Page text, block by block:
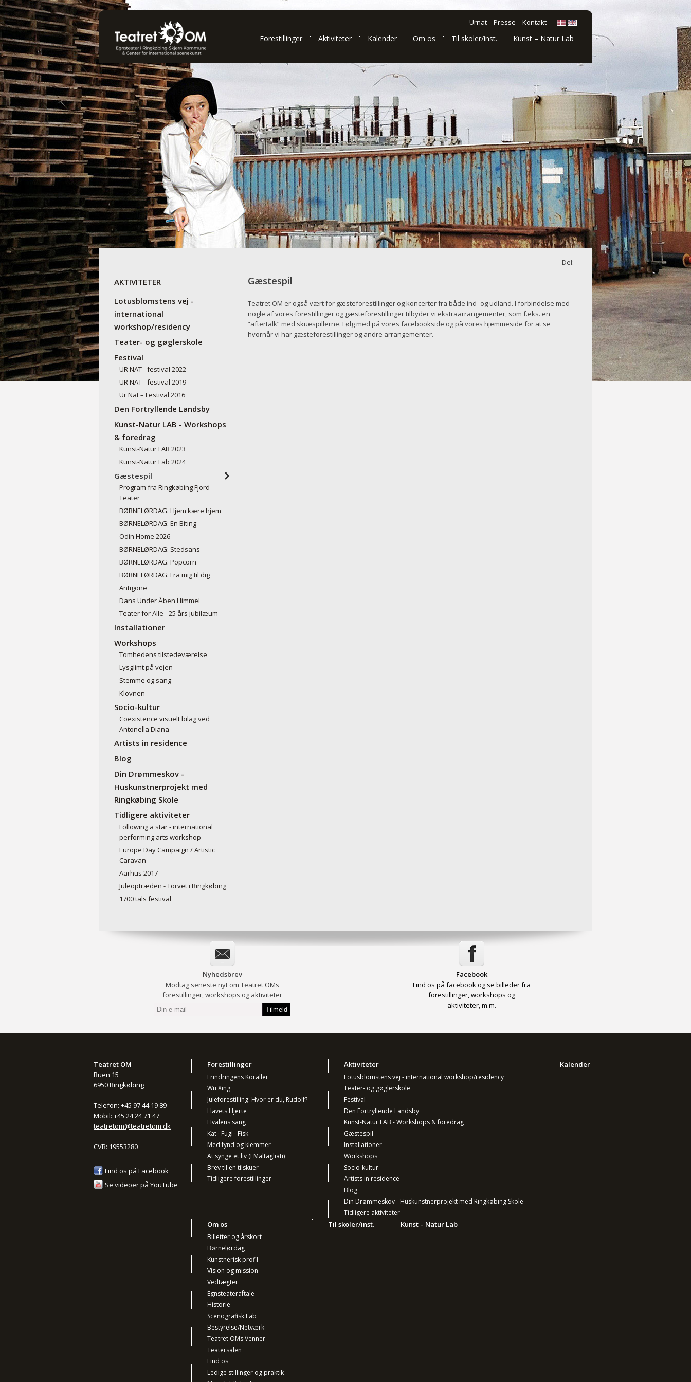
Kontakt
Presse
Urnat
Forestillinger Aktiviteter Kalender Om os Til skoler/inst. Kunst – Natur Lab
AKTIVITETER
Lotusblomstens vej -
international
workshop/residency
Teater- og gøglerskole
Festival
UR NAT - festival 2022
UR NAT - festival 2019
Ur Nat – Festival 2016
Den Fortryllende Landsby
Kunst-Natur LAB - Workshops
& foredrag
Kunst-Natur LAB 2023
Kunst-Natur Lab 2024
Gæstespil
Program fra Ringkøbing Fjord
Teater
BØRNELØRDAG: Hjem kære hjem
BØRNELØRDAG: En Biting
Odin Home 2026
BØRNELØRDAG: Stedsans
BØRNELØRDAG: Popcorn
BØRNELØRDAG: Fra mig til dig
Antigone
Dans Under Åben Himmel
Teater for Alle - 25 års jubilæum
Installationer
Workshops
Tomhedens tilstedeværelse
Lysglimt på vejen
Stemme og sang
Klovnen
Socio-kultur
Coexistence visuelt bilag ved
Antonella Diana
Artists in residence
Blog
Din Drømmeskov -
Huskunstnerprojekt med
Ringkøbing Skole
Tidligere aktiviteter
Following a star - international
performing arts workshop
Europe Day Campaign / Artistic
Caravan
Aarhus 2017
Juleoptræden - Torvet i Ringkøbing
1700 tals festival
Del:
Gæstespil
Teatret OM er også vært for gæsteforestillinger og koncerter fra både ind- og udland. I forbindelse med
nogle af vores forestillinger og gæsteforestillinger tilbyder vi ekstraarrangementer, som f.eks. en
”aftertalk” med skuespillerne. Følg med på vores facebookside og på vores hjemmeside for at se
hvornår vi har gæsteforestillinger og andre arrangementer.
Nyhedsbrev
Modtag seneste nyt om Teatret OMs
forestillinger, workshops og aktiviteter
Facebook
Find os på facebook og se billeder fra
forestillinger, workshops og
aktiviteter, m.m.
Teatret OM
Buen 15
6950 Ringkøbing
Telefon: +45 97 44 19 89
Mobil: +45 24 24 71 47
teatretom@teatretom.dk
CVR: 19553280
Find os på Facebook
Se videoer på YouTube
Forestillinger
Erindringens Koraller
Wu Xing
Juleforestilling: Hvor er du, Rudolf?
Havets Hjerte
Hvalens sang
Kat · Fugl · Fisk
Med fynd og klemmer
At synge et liv (I Maltagliati)
Brev til en tilskuer
Tidligere forestillinger
Aktiviteter
Lotusblomstens vej - international workshop/residency
Teater- og gøglerskole
Festival
Den Fortryllende Landsby
Kunst-Natur LAB - Workshops & foredrag
Gæstespil
Installationer
Workshops
Socio-kultur
Artists in residence
Blog
Din Drømmeskov - Huskunstnerprojekt med Ringkøbing Skole
Tidligere aktiviteter
Kalender
Om os
Billetter og årskort
Børnelørdag
Kunstnerisk profil
Vision og mission
Vedtægter
Egnsteateraftale
Historie
Scenografisk Lab
Bestyrelse/Netværk
Teatret OMs Venner
Teatersalen
Find os
Ledige stillinger og praktik
Til skoler/inst. Kunst – Natur Lab